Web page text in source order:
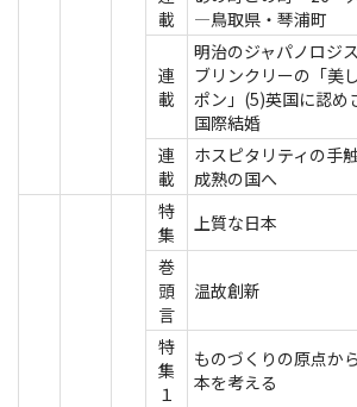
載
―鳥取県・琴浦町
連
載
明治のジャパノロジ
ブリンクリーの「美
ポン」(5)英国に認め
国際結婚
連
載
ホスピタリティの
成熟の国へ
特
集
上質な日本
巻
頭
言
温故創新
特
集
１
ものづくりの原点か
本を考える